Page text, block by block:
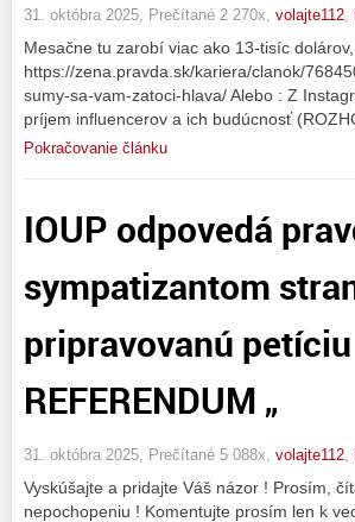
31. októbra 2025, Prečítané 2 270x, volajte112,
Mesačne tu zarobí viac ako 13-tisíc
https://zena.pravda.sk/kariera/clanok/
sumy-sa-vam-zatoci-hlava/ Alebo : Z
príjem influencerov a ich budúcnosť
Pokračovanie článku
IOUP odpovedá
sympatizantom
pripravovanú petíciu
REFERENDUM „
31. októbra 2025, Prečítané 5 088x, volajte112
Vyskúšajte a pridajte Váš názor ! Prosím,
nepochopeniu ! Komentujte prosím len k